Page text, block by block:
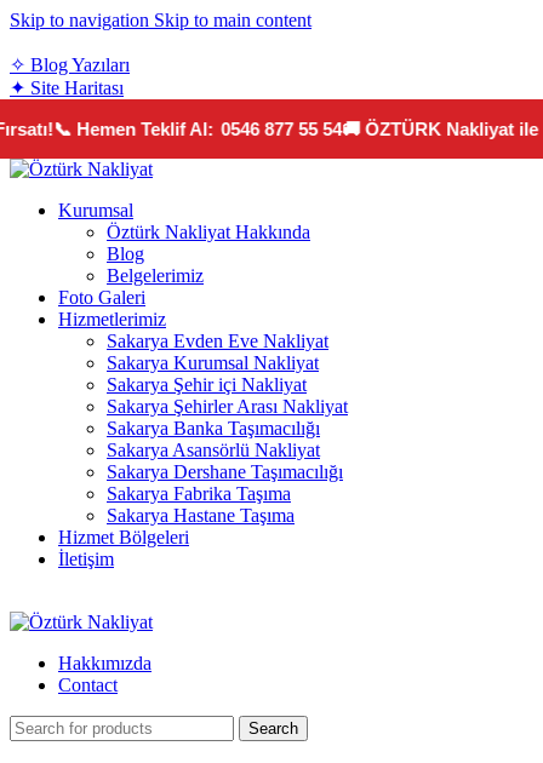
Skip to navigation Skip to main content
✧ Blog Yazıları
✦ Site Haritası
📞 Hemen Teklif Al: 0546 877 55 54🚚 ÖZTÜRK Nakliyat ile
Kurumsal
Öztürk Nakliyat Hakkında
Blog
Belgelerimiz
Foto Galeri
Hizmetlerimiz
Sakarya Evden Eve Nakliyat
Sakarya Kurumsal Nakliyat
Sakarya Şehir içi Nakliyat
Sakarya Şehirler Arası Nakliyat
Sakarya Banka Taşımacılığı
Sakarya Asansörlü Nakliyat
Sakarya Dershane Taşımacılığı
Sakarya Fabrika Taşıma
Sakarya Hastane Taşıma
Hizmet Bölgeleri
İletişim
Hakkımızda
Contact
Search